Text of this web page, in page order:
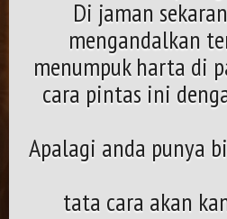
Di jaman
mengandalkan
menumpuk harta di
cara pintas ini
Apalagi anda punya
tata cara akan